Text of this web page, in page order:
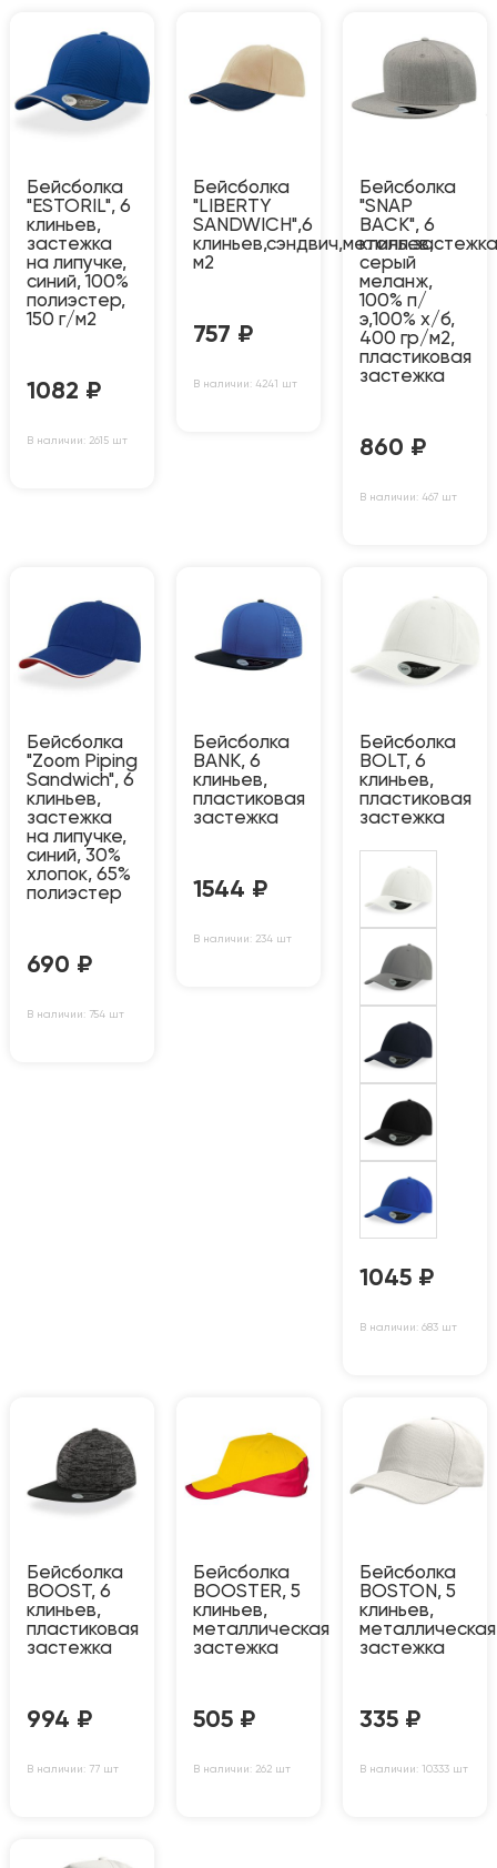
Бейсболка
"ESTORIL", 6
клиньев,
застежка
на липучке,
синий, 100%
полиэстер,
150 г/м2
1082 ₽
В наличии: 2615 шт
Бейсболка
"LIBERTY
SANDWICH",6
м2
757 ₽
В наличии: 4241 шт
Бейсболка
"SNAP
BACK", 6
клиньев,
серый
меланж,
100% п/
э,100% х/б,
400 гр/м2,
пластиковая
застежка
860 ₽
В наличии: 467 шт
Бейсболка
"Zoom Piping
Sandwich", 6
клиньев,
застежка
на липучке,
синий, 30%
хлопок, 65%
полиэстер
690 ₽
В наличии: 754 шт
Бейсболка
BANK, 6
клиньев,
пластиковая
застежка
1544 ₽
В наличии: 234 шт
Бейсболка
BOLT, 6
клиньев,
пластиковая
застежка
1045 ₽
В наличии: 683 шт
Бейсболка
BOOST, 6
клиньев,
пластиковая
застежка
994 ₽
В наличии: 77 шт
Бейсболка
BOOSTER, 5
клиньев,
металлическая
застежка
505 ₽
В наличии: 262 шт
Бейсболка
BOSTON, 5
клиньев,
металлическая
застежка
335 ₽
В наличии: 10333 шт